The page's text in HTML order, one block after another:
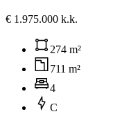
€ 1.975.000 k.k.
274 m²
711 m²
4
C